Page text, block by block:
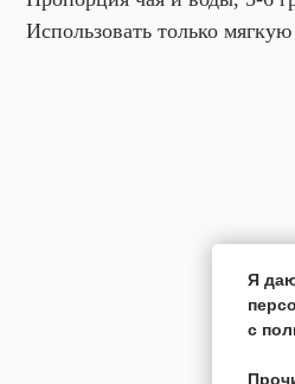
Использовать только мягкую
Я
с